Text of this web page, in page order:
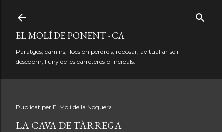
EL MOLÍ DE PONENT - CA
Paratges, camins, llocs on perdre's, reposar, avituallar-se i
descobrir, lluny de les carreteres principals.
Publicat per El Molí de la Noguera
LA CAVA DE TÀRREGA